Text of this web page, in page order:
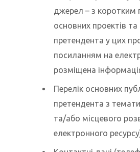
джерел – з коротким
основних проектів
претендента у цих
посиланням на
розміщена
Перелік основних
претендента з
та/або місцевого
електронного